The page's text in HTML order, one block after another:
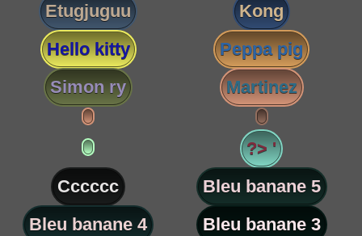
Etugjuguu
Kong
Hello kitty
Peppa pig
Simon ry
Martinez
?> '
Cccccc
Bleu banane 5
Bleu banane 4
Bleu banane 3